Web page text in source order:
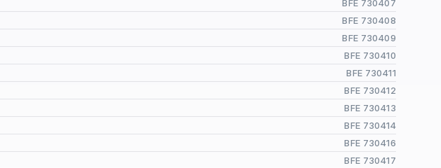
BFE 730407
BFE 730408
BFE 730409
BFE 730410
BFE 730411
BFE 730412
BFE 730413
BFE 730414
BFE 730416
BFE 730417